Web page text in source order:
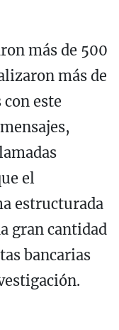
más de 500
más de
este
el
estructurada
gran cantidad
bancarias